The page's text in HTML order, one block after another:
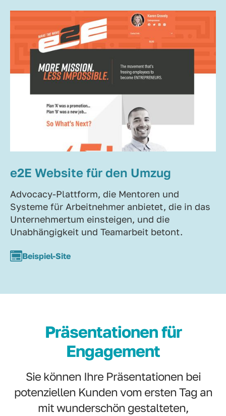
e2E Website für den Umzug
Advocacy-Plattform, die Mentoren und
Systeme für Arbeitnehmer anbietet, die in das
Unternehmertum einsteigen, und die
Unabhängigkeit und Teamarbeit betont.
Beispiel-Site
Präsentationen für
Engagement
Sie können Ihre Präsentationen bei
potenziellen Kunden vom ersten Tag an
mit wunderschön gestalteten,